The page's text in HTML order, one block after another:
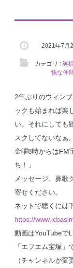
2021年7月
カテゴリ : 笑
快な仲
2年ぶりのウィン
ックも始まれば楽
い。それにしても
スクしてないなぁ。
金曜8時からはFM
ち！」
メッセージ、鼻歌
寄せください。
ネットで聴くには
https://
動画はYouTubeで
「エフエム宝塚」
（チャンネルが